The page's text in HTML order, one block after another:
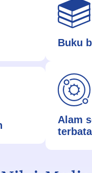
Buku
Alam